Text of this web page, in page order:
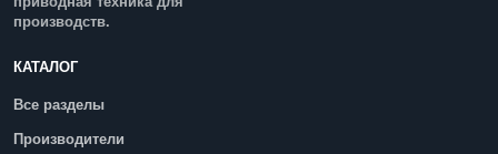
производств.
КАТАЛОГ
Все разделы
Производители